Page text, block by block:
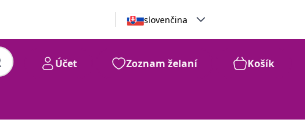
slovenčina
Účet Zoznam želaní Košík